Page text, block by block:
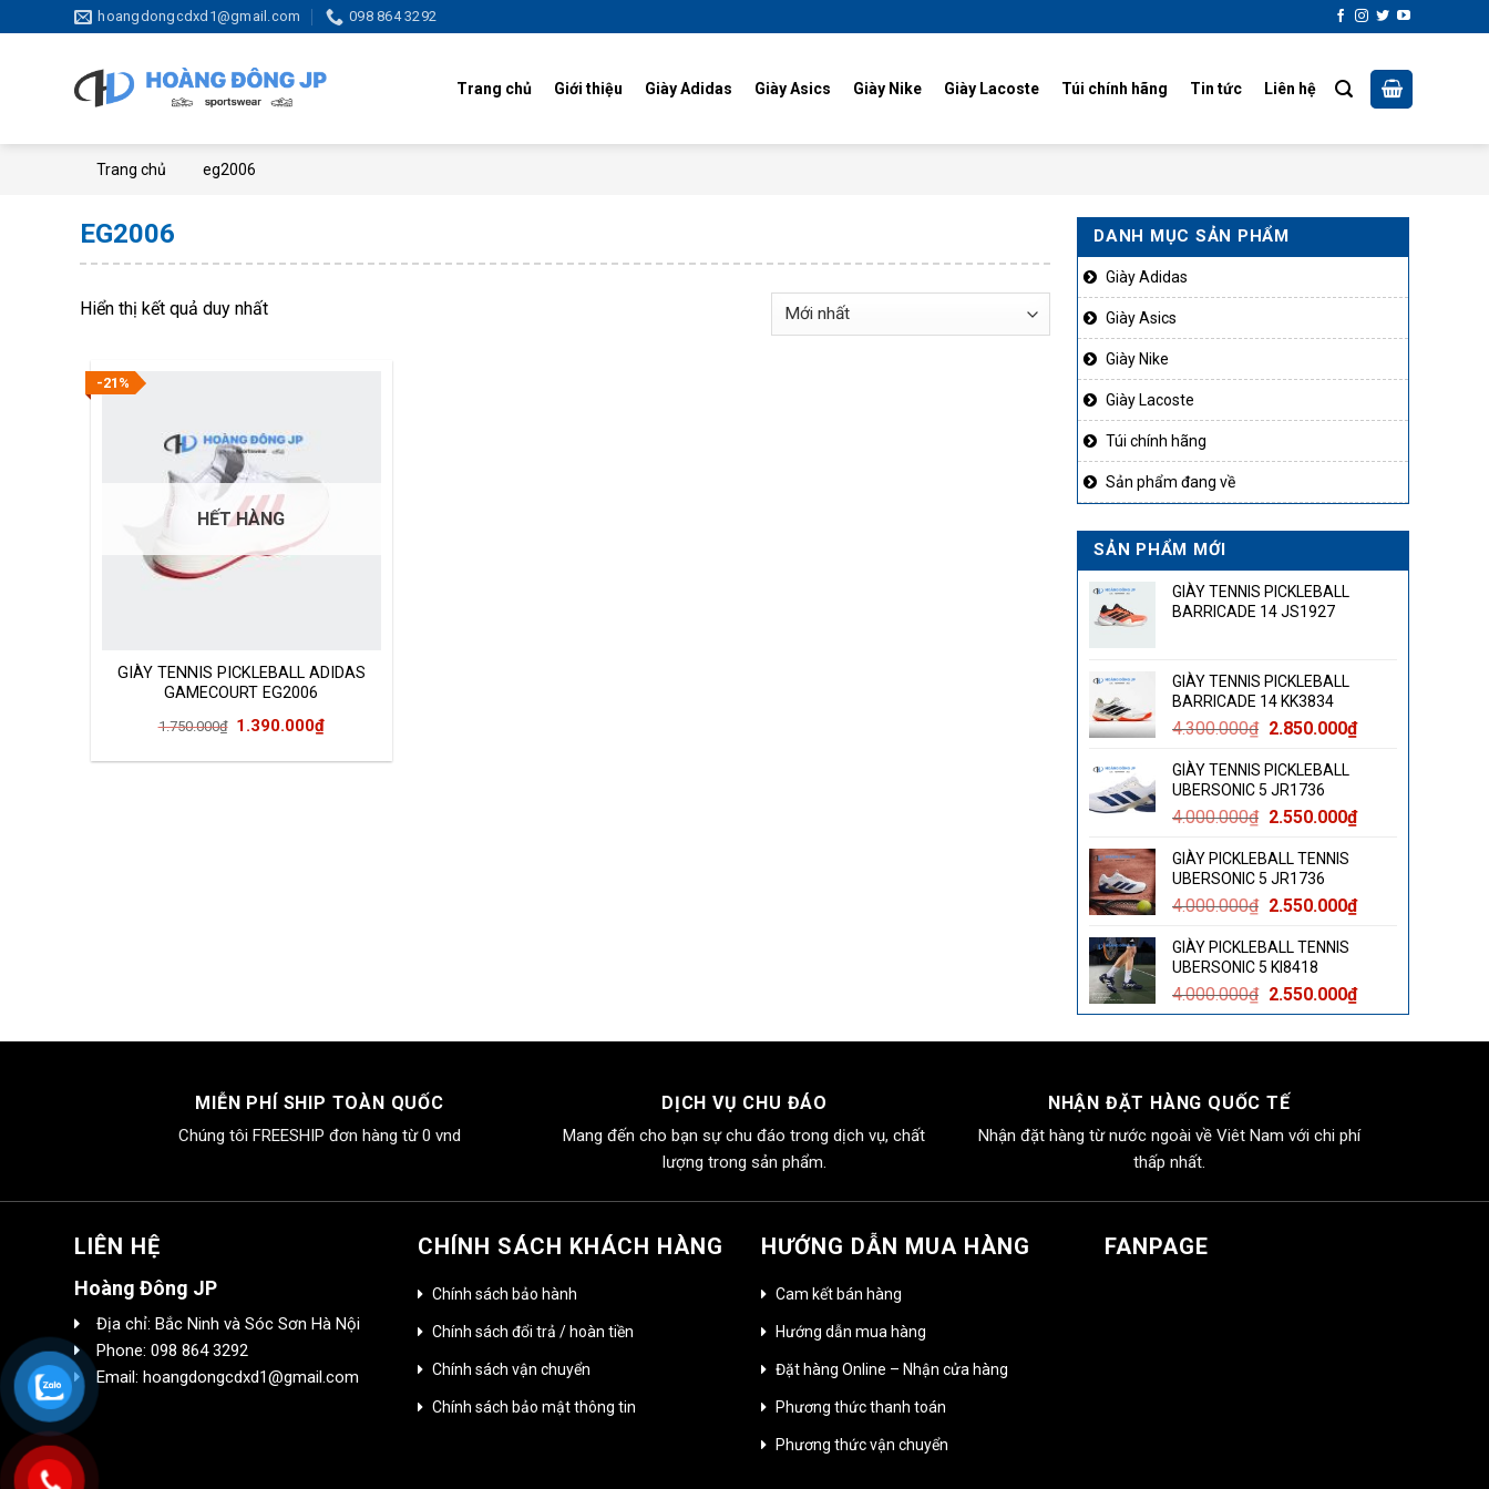
to
hoangdongcdxd1@gmail.com 098 864 3292
Trang chủ Giới thiệu Giày Adidas Giày Asics Giày Nike Giày Lacoste Túi chính hãng Tin tức Liên hệ
Trang chủ eg2006
EG2006
Hiển thị kết quả duy nhất
-21%
HẾT HÀNG
GIÀY TENNIS PICKLEBALL ADIDAS
GAMECOURT EG2006
1.750.000₫ Giá
1.390.000₫Giá
DANH MỤC SẢN PHẨM
Giày Adidas
Giày Asics
Giày Nike
Giày Lacoste
Túi chính hãng
Sản phẩm đang về
SẢN PHẨM MỚI
GIÀY TENNIS PICKLEBALL
BARRICADE 14 JS1927
GIÀY TENNIS PICKLEBALL
BARRICADE 14 KK3834
4.300.000₫ Giá
là:
4.300.000₫.
2.850.000₫Giá
2.850.000₫.
GIÀY TENNIS PICKLEBALL
UBERSONIC 5 JR1736
4.000.000₫ Giá
là:
4.000.000₫.
2.550.000₫Giá
2.550.000₫.
GIÀY PICKLEBALL TENNIS
UBERSONIC 5 JR1736
4.000.000₫ Giá
là:
4.000.000₫.
2.550.000₫Giá
2.550.000₫.
GIÀY PICKLEBALL TENNIS
UBERSONIC 5 KI8418
4.000.000₫ Giá
gốc
là:
2.550.000₫Giá
hiện
tại
MIỄN PHÍ SHIP TOÀN QUỐC
Chúng tôi FREESHIP đơn hàng từ 0 vnd
DỊCH VỤ CHU ĐÁO
Mang đến cho bạn sự chu đáo trong dịch vụ, chất
lượng trong sản phẩm.
NHẬN ĐẶT HÀNG QUỐC TẾ
Nhận đặt hàng từ nước ngoài về Viêt Nam với chi phí
thấp nhất.
LIÊN HỆ
Hoàng Đông JP
Địa chỉ: Bắc Ninh và Sóc Sơn Hà Nội
Phone: 098 864 3292
Email: hoangdongcdxd1@gmail.com
CHÍNH SÁCH KHÁCH HÀNG
Chính sách bảo hành
Chính sách đổi trả / hoàn tiền
Chính sách vận chuyển
Chính sách bảo mật thông tin
HƯỚNG DẪN MUA HÀNG
Cam kết bán hàng
Hướng dẫn mua hàng
Đặt hàng Online – Nhận cửa hàng
Phương thức thanh toán
Phương thức vận chuyển
FANPAGE